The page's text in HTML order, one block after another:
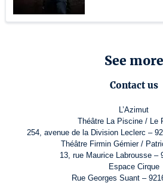
See more
Contact us
L’Azimut
Théâtre La Piscine / Le
254, avenue de la Division Leclerc –
Théâtre Firmin Gémier /
13, rue Maurice Labrousse –
Espace Cirque
Rue Georges Suant –